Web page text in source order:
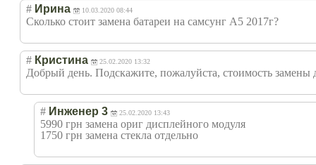
# Ирина 10.03.2020 08:44
Сколько стоит замена батареи на самсунг А5 2017г?
# Кристина 25.02.2020 13:32
Добрый день. Подскажите, пожалуйста, стоимость замены
# Инженер 3 25.02.2020 13:43
5990 грн замена ориг дисплейного модуля
1750 грн замена стекла отдельно